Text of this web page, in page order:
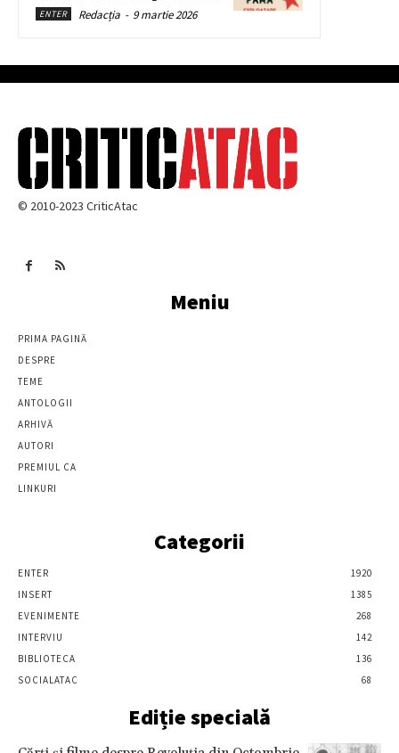
ENTER Redacția - 9 martie 2026
© 2010-2023 CriticAtac
Meniu
PRIMA PAGINĂ
DESPRE
TEME
ANTOLOGII
ARHIVĂ
AUTORI
PREMIUL CA
LINKURI
Categorii
ENTER
1920
INSERT
1385
EVENIMENTE
268
INTERVIU
142
BIBLIOTECA
136
SOCIALATAC
68
Ediție specială